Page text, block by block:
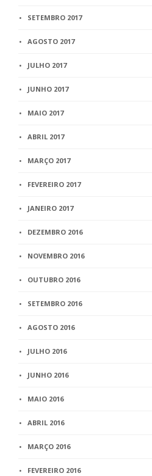
SETEMBRO 2017
AGOSTO 2017
JULHO 2017
JUNHO 2017
MAIO 2017
ABRIL 2017
MARÇO 2017
FEVEREIRO 2017
JANEIRO 2017
DEZEMBRO 2016
NOVEMBRO 2016
OUTUBRO 2016
SETEMBRO 2016
AGOSTO 2016
JULHO 2016
JUNHO 2016
MAIO 2016
ABRIL 2016
MARÇO 2016
FEVEREIRO 2016